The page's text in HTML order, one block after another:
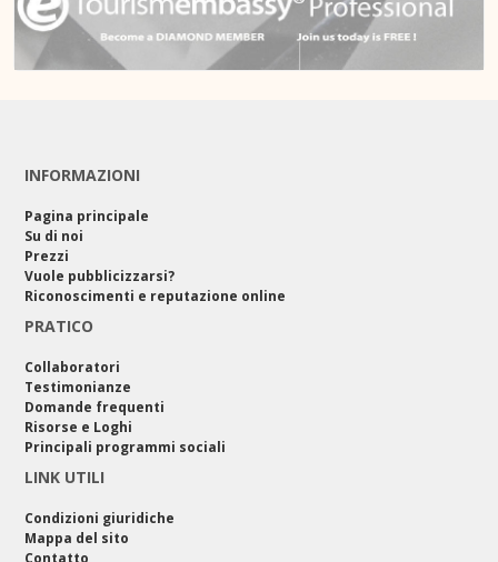
INFORMAZIONI
Pagina principale
Su di noi
Prezzi
Vuole pubblicizzarsi?
Riconoscimenti e reputazione online
PRATICO
Collaboratori
Testimonianze
Domande frequenti
Risorse e Loghi
Principali programmi sociali
LINK UTILI
Condizioni giuridiche
Mappa del sito
Contatto